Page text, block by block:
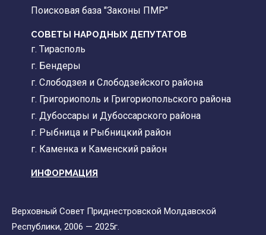
Поисковая база "Законы ПМР"
СОВЕТЫ НАРОДНЫХ ДЕПУТАТОВ
г. Тирасполь
г. Бендеры
г. Слободзея и Слободзейского района
г. Григориополь и Григориопольского района
г. Дубоссары и Дубоссарского района
г. Рыбница и Рыбницкий район
г. Каменка и Каменский район
ИНФОРМАЦИЯ
Верховный Совет Приднестровской Молдавской
Республики, 2006 — 2025г.